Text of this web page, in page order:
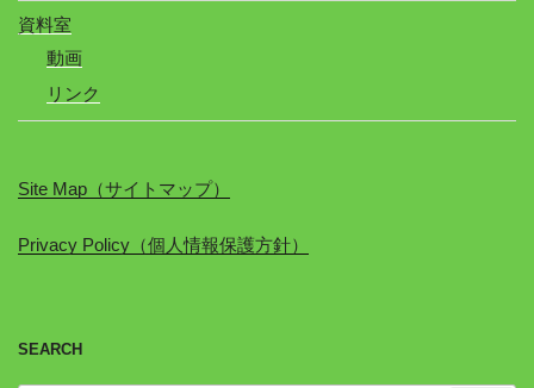
資料室
動画
リンク
Site Map（サイトマップ）
Privacy Policy（個人情報保護方針）
SEARCH